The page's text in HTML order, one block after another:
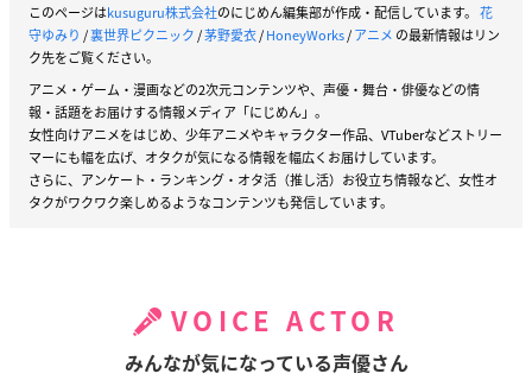
このページはkusuguru株式会社のにじめん編集部が作成・配信しています。 花
守ゆみり /裏世界ピクニック/茅野愛衣/HoneyWorks/アニメ の最新情報はリン
ク先をご覧ください。
アニメ・ゲーム・漫画などの2次元コンテンツや、声優・舞台・俳優などの情
報・話題をお届けする情報メディア「にじめん」。
女性向けアニメをはじめ、少年アニメやキャラクター作品、VTuberなどストリー
マーにも幅を広げ、オタクが気になる情報を幅広くお届けしています。
さらに、アンケート・ランキング・オタ活（推し活）お役立ち情報など、女性オ
タクがワクワク楽しめるようなコンテンツも発信しています。
VOICE ACTOR
みんなが気になっている声優さん